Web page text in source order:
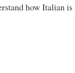
how Italian is